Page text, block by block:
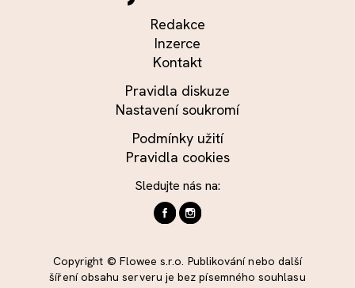
Redakce
Inzerce
Kontakt
Pravidla diskuze
Nastavení soukromí
Podmínky užití
Pravidla cookies
Sledujte nás na:
Copyright © Flowee s.r.o. Publikování nebo další
šíření obsahu serveru je bez písemného souhlasu